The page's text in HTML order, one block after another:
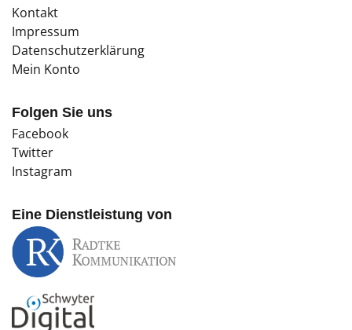
Kontakt
Impressum
Datenschutzerklärung
Mein Konto
Folgen Sie uns
Facebook
Twitter
Instagram
Eine Dienstleistung von